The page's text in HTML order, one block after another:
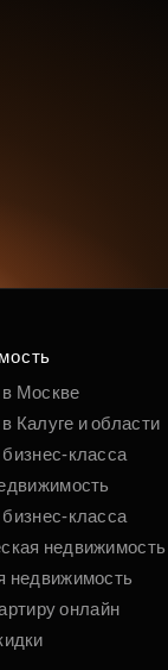
Москве
Калуге и области
класса
класса
недвижимость
недвижимость
онлайн